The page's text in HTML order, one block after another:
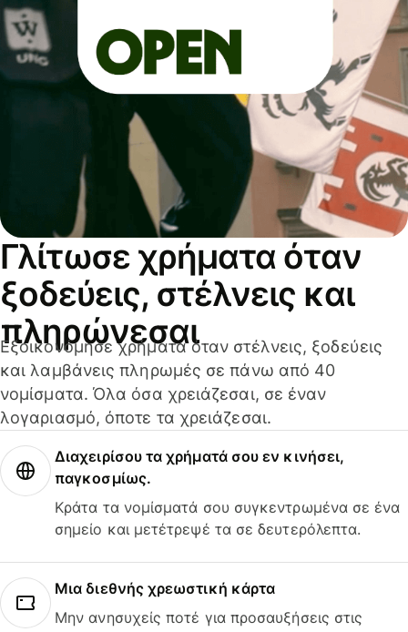
Γλίτωσε χρήματα όταν
ξοδεύεις, στέλνεις και
πληρώνεσαι
Εξοικονόμησε χρήματα όταν στέλνεις, ξοδεύεις
και λαμβάνεις πληρωμές σε πάνω από 40
νομίσματα. Όλα όσα χρειάζεσαι, σε έναν
λογαριασμό, όποτε τα χρειάζεσαι.
Διαχειρίσου τα χρήματά σου εν κινήσει,
παγκοσμίως.
Κράτα τα νομίσματά σου συγκεντρωμένα σε ένα
σημείο και μετέτρεψέ τα σε δευτερόλεπτα.
Μια διεθνής χρεωστική κάρτα
Μην ανησυχείς ποτέ για προσαυξήσεις στις